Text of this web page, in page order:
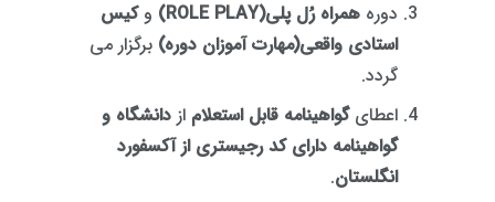
دوره همراه رُل پلی(ROLE PLAY) و کیس
استادی واقعی(مهارت آموزان دوره) برگزار می
گردد.
اعطایگواهینامه قابل استعلام از دانشگاه و
گواهینامه دارای کد رجیستری ازآکسفورد
انگلستان.